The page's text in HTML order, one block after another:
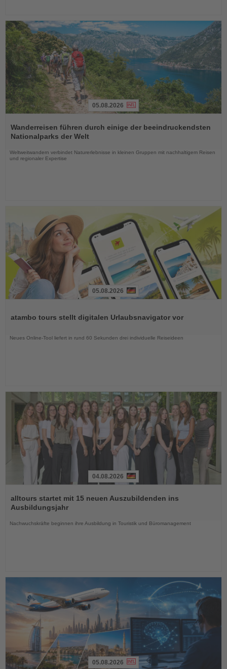
Sie
die
Nachrichten
05.08.2026
Wanderreisen führen durch einige der beeindruckendsten
Nationalparks der Welt
Weltweitwandern verbindet Naturerlebnisse in kleinen Gruppen mit nachhaltigem Reisen
und regionaler Expertise
die
05.08.2026
atambo tours stellt digitalen Urlaubsnavigator vor
Neues Online-Tool liefert in rund 60 Sekunden drei individuelle Reiseideen
Sie
die
04.08.2026
alltours startet mit 15 neuen Auszubildenden ins
Ausbildungsjahr
Nachwuchskräfte beginnen ihre Ausbildung in Touristik und Büromanagement
05.08.2026